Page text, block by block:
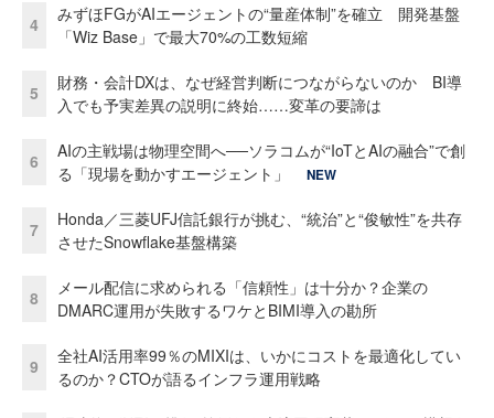
4
みずほFGがAIエージェントの“量産体制”を確立 開発基盤
「Wiz Base」で最大70%の工数短縮
5
財務・会計DXは、なぜ経営判断につながらないのか BI導
入でも予実差異の説明に終始……変革の要諦は
6
AIの主戦場は物理空間へ──ソラコムが“IoTとAIの融合”で創
る「現場を動かすエージェント」
NEW
7
Honda／三菱UFJ信託銀行が挑む、“統治”と“俊敏性”を共存
させたSnowflake基盤構築
8
メール配信に求められる「信頼性」は十分か？企業の
DMARC運用が失敗するワケとBIMI導入の勘所
9
全社AI活用率99％のMIXIは、いかにコストを最適化してい
るのか？CTOが語るインフラ運用戦略